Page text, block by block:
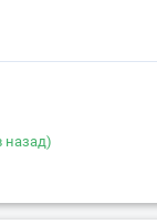
назад)